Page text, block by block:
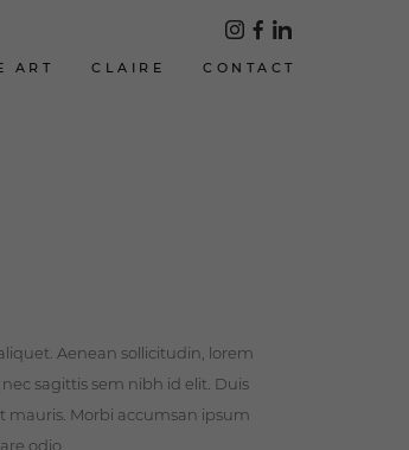
ART CLAIRE CONTACT
Aenean sollicitudin, lorem
sagittis sem nibh id elit. Duis
mauris. Morbi accumsan ipsum
odio.